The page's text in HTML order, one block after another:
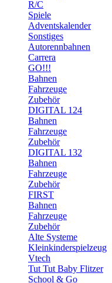
R/C
Spiele
Adventskalender
Sonstiges
Autorennbahnen
Carrera
GO!!!
Bahnen
Fahrzeuge
Zubehör
DIGITAL 124
Bahnen
Fahrzeuge
Zubehör
DIGITAL 132
Bahnen
Fahrzeuge
Zubehör
FIRST
Bahnen
Fahrzeuge
Zubehör
Alte Systeme
Kleinkinderspielzeug
Vtech
Tut Tut Baby Flitzer
School & Go